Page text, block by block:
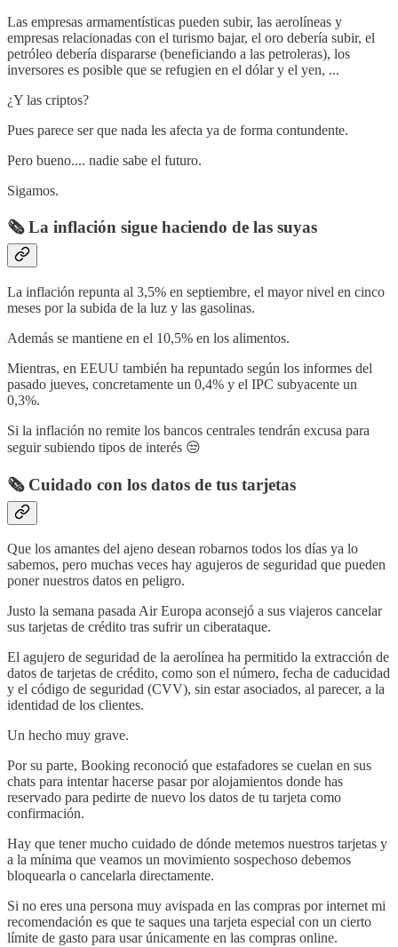
Las empresas armamentísticas pueden subir, las aerolíneas y
empresas relacionadas con el turismo bajar, el oro debería subir, el
petróleo debería dispararse (beneficiando a las petroleras), los
inversores es posible que se refugien en el dólar y el yen, ...
¿Y las criptos?
Pues parece ser que nada les afecta ya de forma contundente.
Pero bueno.... nadie sabe el futuro.
Sigamos.
🗞️ La inflación sigue haciendo de las suyas
La inflación repunta al 3,5% en septiembre, el mayor nivel en cinco
meses por la subida de la luz y las gasolinas.
Además se mantiene en el 10,5% en los alimentos.
Mientras, en EEUU también ha repuntado según los informes del
pasado jueves, concretamente un 0,4% y el IPC subyacente un
0,3%.
Si la inflación no remite los bancos centrales tendrán excusa para
seguir subiendo tipos de interés 😒
🗞️ Cuidado con los datos de tus tarjetas
Que los amantes del ajeno desean robarnos todos los días ya lo
sabemos, pero muchas veces hay agujeros de seguridad que pueden
poner nuestros datos en peligro.
Justo la semana pasada Air Europa aconsejó a sus viajeros cancelar
sus tarjetas de crédito tras sufrir un ciberataque.
El agujero de seguridad de la aerolínea ha permitido la extracción de
datos de tarjetas de crédito, como son el número, fecha de caducidad
y el código de seguridad (CVV), sin estar asociados, al parecer, a la
identidad de los clientes.
Un hecho muy grave.
Por su parte, Booking reconoció que estafadores se cuelan en sus
chats para intentar hacerse pasar por alojamientos donde has
reservado para pedirte de nuevo los datos de tu tarjeta como
confirmación.
Hay que tener mucho cuidado de dónde metemos nuestros tarjetas y
a la mínima que veamos un movimiento sospechoso debemos
bloquearla o cancelarla directamente.
Si no eres una persona muy avispada en las compras por internet mi
recomendación es que te saques una tarjeta especial con un cierto
límite de gasto para usar únicamente en las compras online.